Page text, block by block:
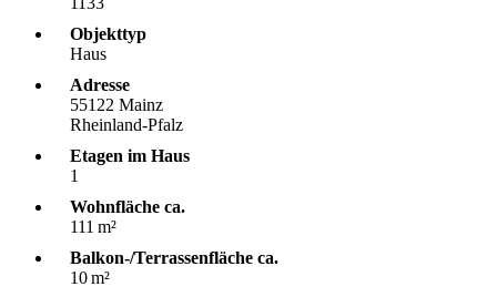
Objekttyp
Haus
Adresse
55122 Mainz
Rheinland-Pfalz
Etagen im Haus
1
Wohnfläche ca.
111 m²
Balkon-/Terrassen­fläche ca.
10 m²